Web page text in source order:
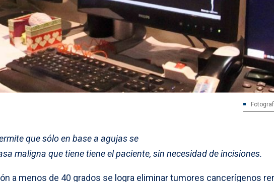
que sólo en base a agujas se
maligna que tiene tiene el paciente, sin necesidad de incisiones.
a menos de 40 grados se logra eliminar tumores cancerígenos